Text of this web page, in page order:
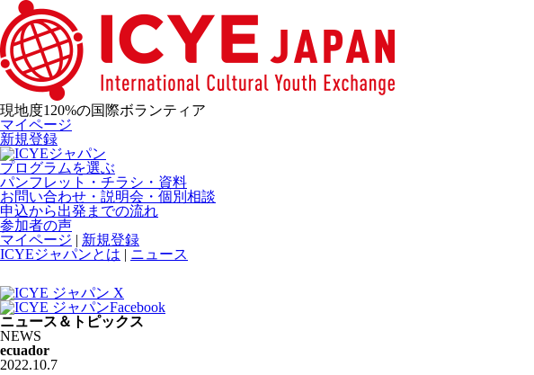
現地度120%の国際ボランティア
マイページ
新規登録
プログラムを選ぶ
パンフレット・チラシ・資料
お問い合わせ・説明会・個別相談
申込から出発までの流れ
参加者の声
マイページ | 新規登録
ICYEジャパンとは | ニュース
ニュース＆トピックス
NEWS
ecuador
2022.10.7